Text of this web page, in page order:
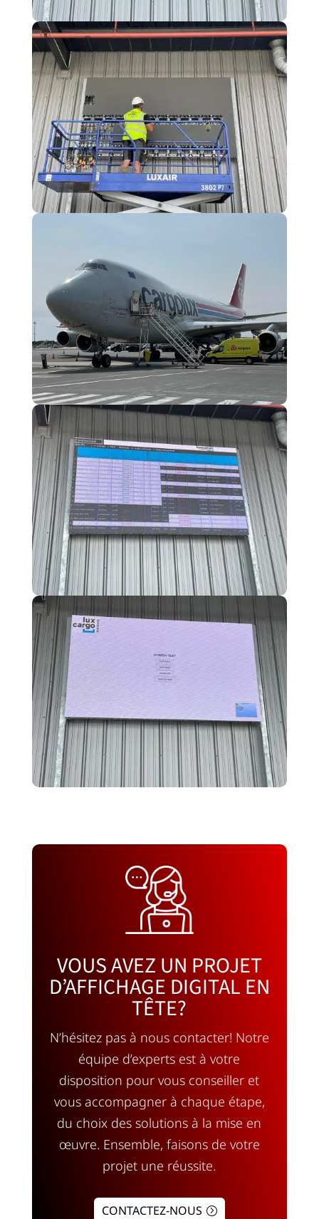
VOUS AVEZ UN PROJET
D’AFFICHAGE DIGITAL EN
TÊTE?
N’hésitez pas à nous contacter! Notre
équipe d’experts est à votre
disposition pour vous conseiller et
vous accompagner à chaque étape,
du choix des solutions à la mise en
œuvre. Ensemble, faisons de votre
projet une réussite.
CONTACTEZ-NOUS